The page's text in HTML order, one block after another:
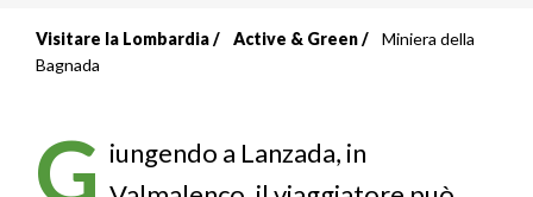
Briciole
pane
Visitare la Lombardia Active & Green
Miniera della
Bagnada
G iungendo a Lanzada, in